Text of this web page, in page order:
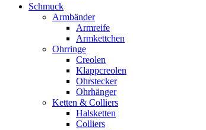
Schmuck
Armbänder
Armreife
Armkettchen
Ohrringe
Creolen
Klappcreolen
Ohrstecker
Ohrhänger
Ketten & Colliers
Halsketten
Colliers